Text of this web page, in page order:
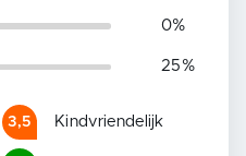
0%
25 %
3,5 Kindvriendelijk